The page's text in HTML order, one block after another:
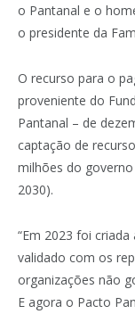
o Pantanal e o
o presidente da
O recurso para o
proveniente do
Pantanal – de
captação de
milhões do
2030).
“Em 2023 foi
validado com os
organizações não
E agora o Pacto